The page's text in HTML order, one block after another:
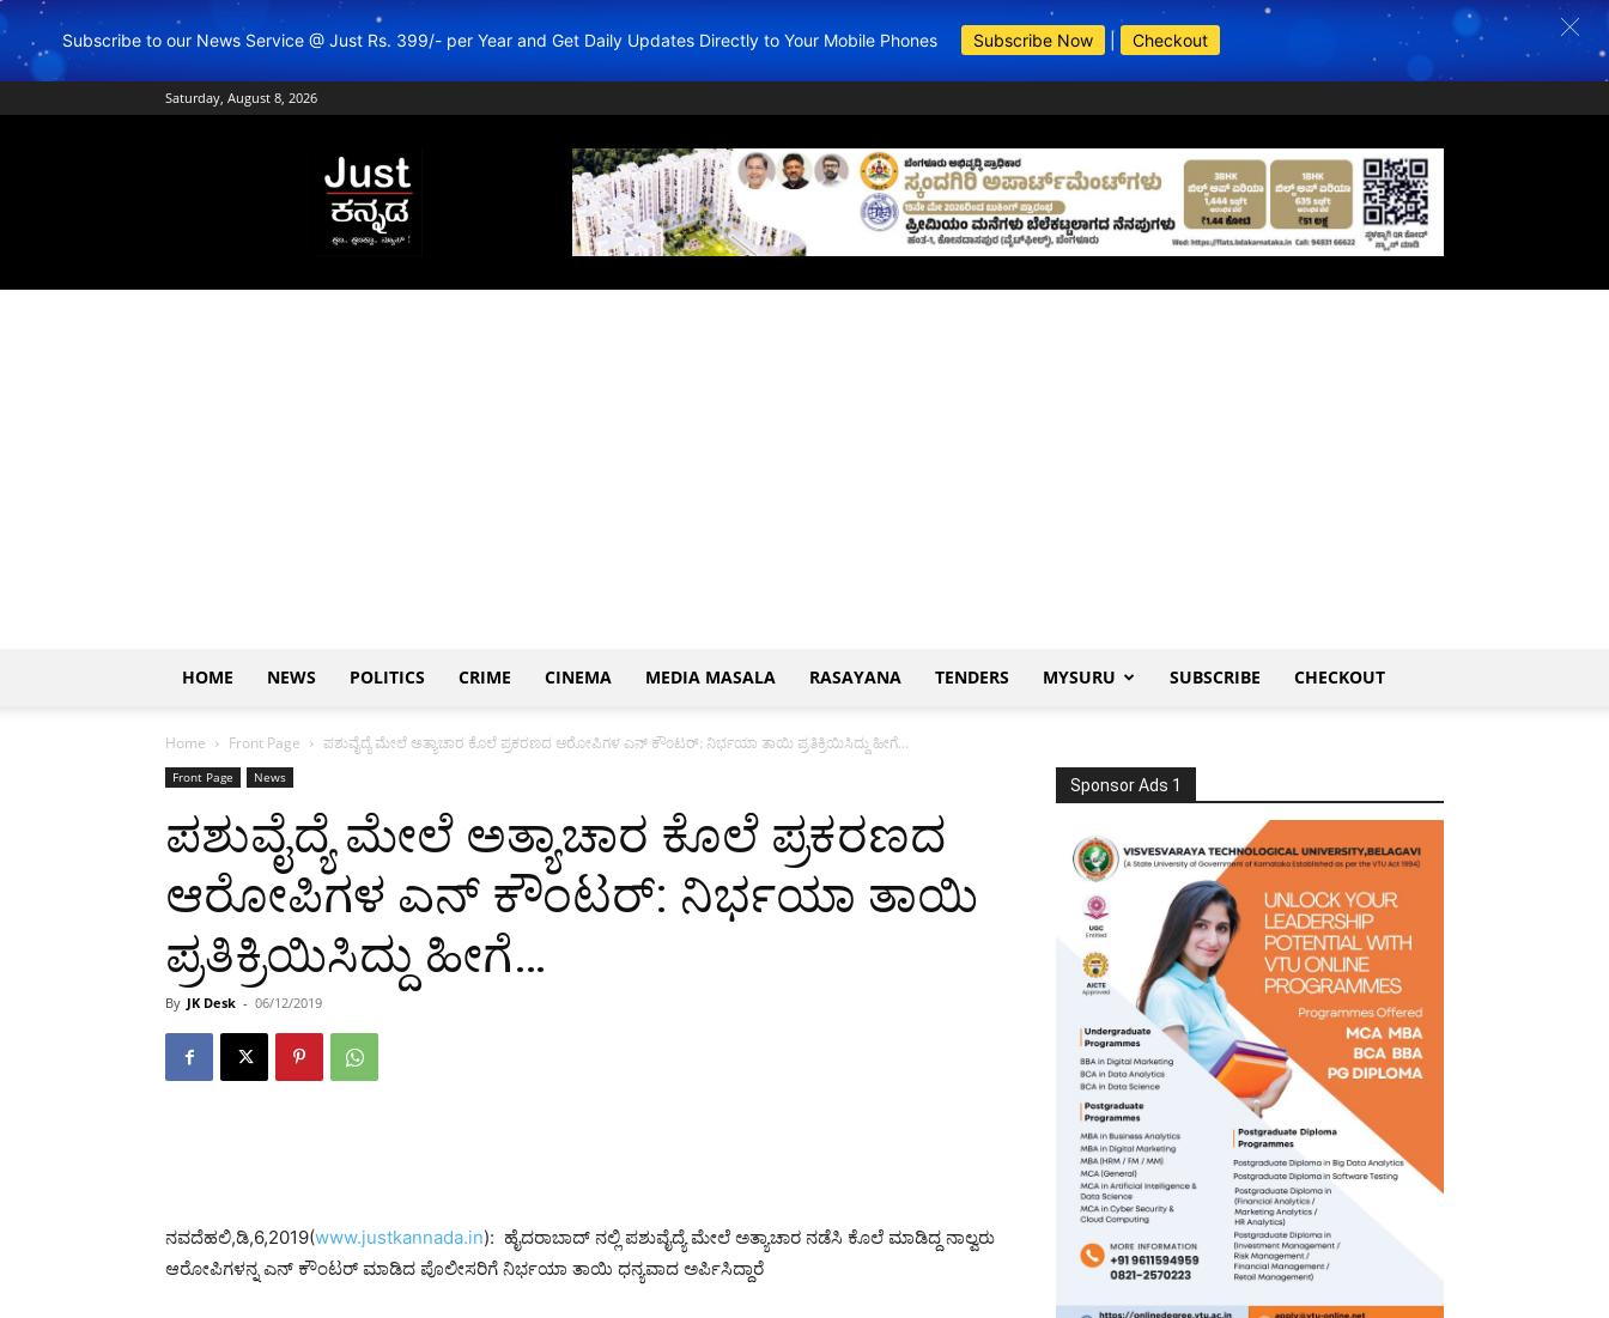
Subscribe to our News Service @ Just Rs. 399/- per Year and Get Daily Updates Directly to Your Mobile Phones Subscribe Now Checkout
Saturday, August 8, 2026
Just
Kannada
–
Online
News
ಕನ್ನಡ
BDA Apartments
HOME NEWS POLITICS CRIME CINEMA MEDIA MASALA RASAYANA TENDERS MYSURU SUBSCRIBE CHECKOUT
Home Front Page ಪಶುವೈದ್ಯೆ ಮೇಲೆ ಅತ್ಯಾಚಾರ ಕೊಲೆ ಪ್ರಕರಣದ ಆರೋಪಿಗಳ ಎನ್ ಕೌಂಟರ್: ನಿರ್ಭಯಾ ತಾಯಿ ಪ್ರತಿಕ್ರಿಯಿಸಿದ್ದು ಹೀಗೆ…
Front Page News
ಪಶುವೈದ್ಯೆ ಮೇಲೆ ಅತ್ಯಾಚಾರ ಕೊಲೆ ಪ್ರಕರಣದ
ಆರೋಪಿಗಳ ಎನ್ ಕೌಂಟರ್: ನಿರ್ಭಯಾ ತಾಯಿ
ಪ್ರತಿಕ್ರಿಯಿಸಿದ್ದು ಹೀಗೆ…
By JK Desk - 06/12/2019
ನವದೆಹಲಿ,ಡಿ,6,2019(www.justkannada.in): ಹೈದರಾಬಾದ್ ನಲ್ಲಿ ಪಶುವೈದ್ಯೆ ಮೇಲೆ ಅತ್ಯಾಚಾರ ನಡೆಸಿ ಕೊಲೆ ಮಾಡಿದ್ದ ನಾಲ್ವರು
ಆರೋಪಿಗಳನ್ನ ಎನ್ ಕೌಂಟರ್ ಮಾಡಿದ ಪೊಲೀಸರಿಗೆ ನಿರ್ಭಯಾ ತಾಯಿ ಧನ್ಯವಾದ ಅರ್ಪಿಸಿದ್ದಾರೆ
Sponsor Ads 1